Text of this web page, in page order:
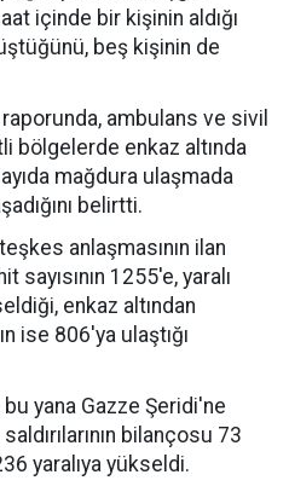
içinde bir kişinin aldığı
beş kişinin de
ambulans ve sivil
bölgelerde enkaz altında
mağdura ulaşmada
belirtti.
anlaşmasının ilan
1255'e, yaralı
enkaz altından
ise 806'ya ulaştığı
yana Gazze Şeridi'ne
bilançosu 73
yaralıya yükseldi.